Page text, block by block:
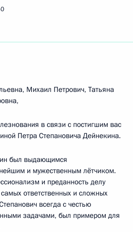
Михаил Петрович, Татьяна
в связи с постигшим вас
Петра Степановича Дейнекина.
был выдающимся
и мужественным лётчиком.
и преданность делу
ответственных и сложных
всегда с честью
задачами, был примером для